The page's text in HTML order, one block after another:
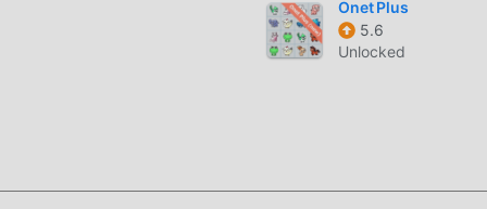
indirebilirsiniz ve sizi bekleyen daha fazla ücretsiz popüler
Onet Plus
5.6
Unlocked